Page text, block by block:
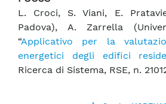
L. Croci, S. Viani, E.
Padova), A. Zarrella
“Applicativo per la
energetici degli edifici
Ricerca di Sistema, RSE, n.